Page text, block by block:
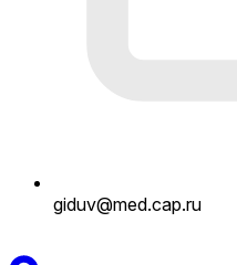
giduv@med.cap.ru